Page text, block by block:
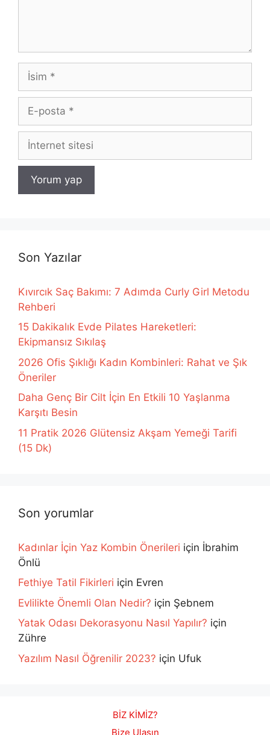
İsim
posta
İnternet
sitesi
Son Yazılar
Kıvırcık Saç Bakımı: 7 Adımda Curly Girl Metodu
Rehberi
15 Dakikalık Evde Pilates Hareketleri:
Ekipmansız Sıkılaş
2026 Ofis Şıklığı Kadın Kombinleri: Rahat ve Şık
Öneriler
Daha Genç Bir Cilt İçin En Etkili 10 Yaşlanma
Karşıtı Besin
11 Pratik 2026 Glütensiz Akşam Yemeği Tarifi
(15 Dk)
Son yorumlar
Kadınlar İçin Yaz Kombin Önerileri için İbrahim
Önlü
Fethiye Tatil Fikirleri için Evren
Evlilikte Önemli Olan Nedir? için Şebnem
Yatak Odası Dekorasyonu Nasıl Yapılır? için
Zühre
Yazılım Nasıl Öğrenilir 2023? için Ufuk
BİZ KİMİZ?
Bize Ulaşın